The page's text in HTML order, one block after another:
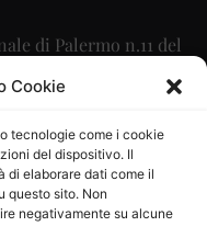
Cookie
tecnologie come i cookie
del dispositivo. Il
di elaborare dati come il
questo sito. Non
negativamente su alcune
di Palermo n.11 del
Scaglione
Calabrese